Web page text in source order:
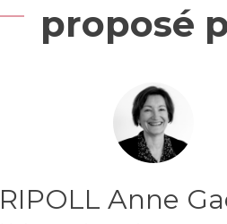
proposé
RIPOLL Anne